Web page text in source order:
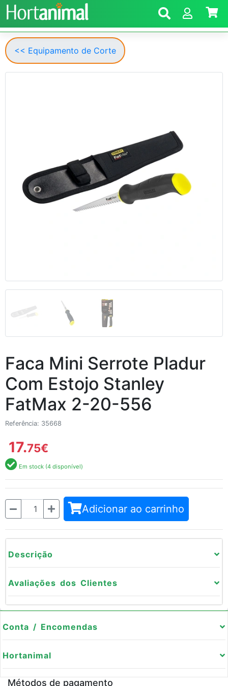
<< Equipamento de Corte
Faca Mini Serrote Pladur
Com Estojo Stanley
FatMax 2-20-556
Referência: 35668
17.75€
Em stock (4 disponível)
Quantidade Adicionar ao carrinho
Descrição
Avaliações dos Clientes
Conta / Encomendas
Hortanimal
Métodos de pagamento